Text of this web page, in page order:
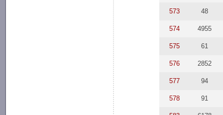
573 48
574 4955
575 61
576 2852
577 94
578 91